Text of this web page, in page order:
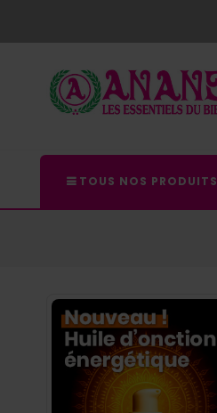
TOUS NOS PRODUITS